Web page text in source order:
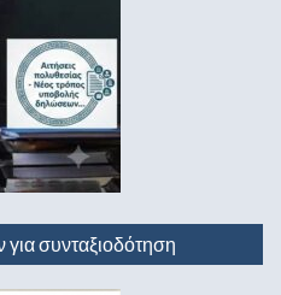
συνταξιοδότηση